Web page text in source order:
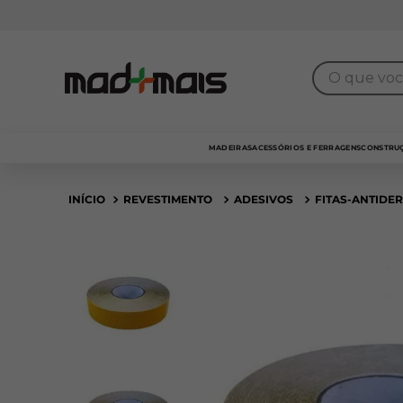
O que você
MADEIRASACESSÓRIOS E FERRAGENS
REVESTIMENTO ADESIVOS FITAS-